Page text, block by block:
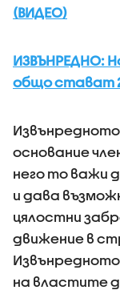
(ВИДЕО)
ИЗВЪНРЕДНО:
общо стават
Извънредното
основание
него то важи
и дава
цялостни
движение в
на властите